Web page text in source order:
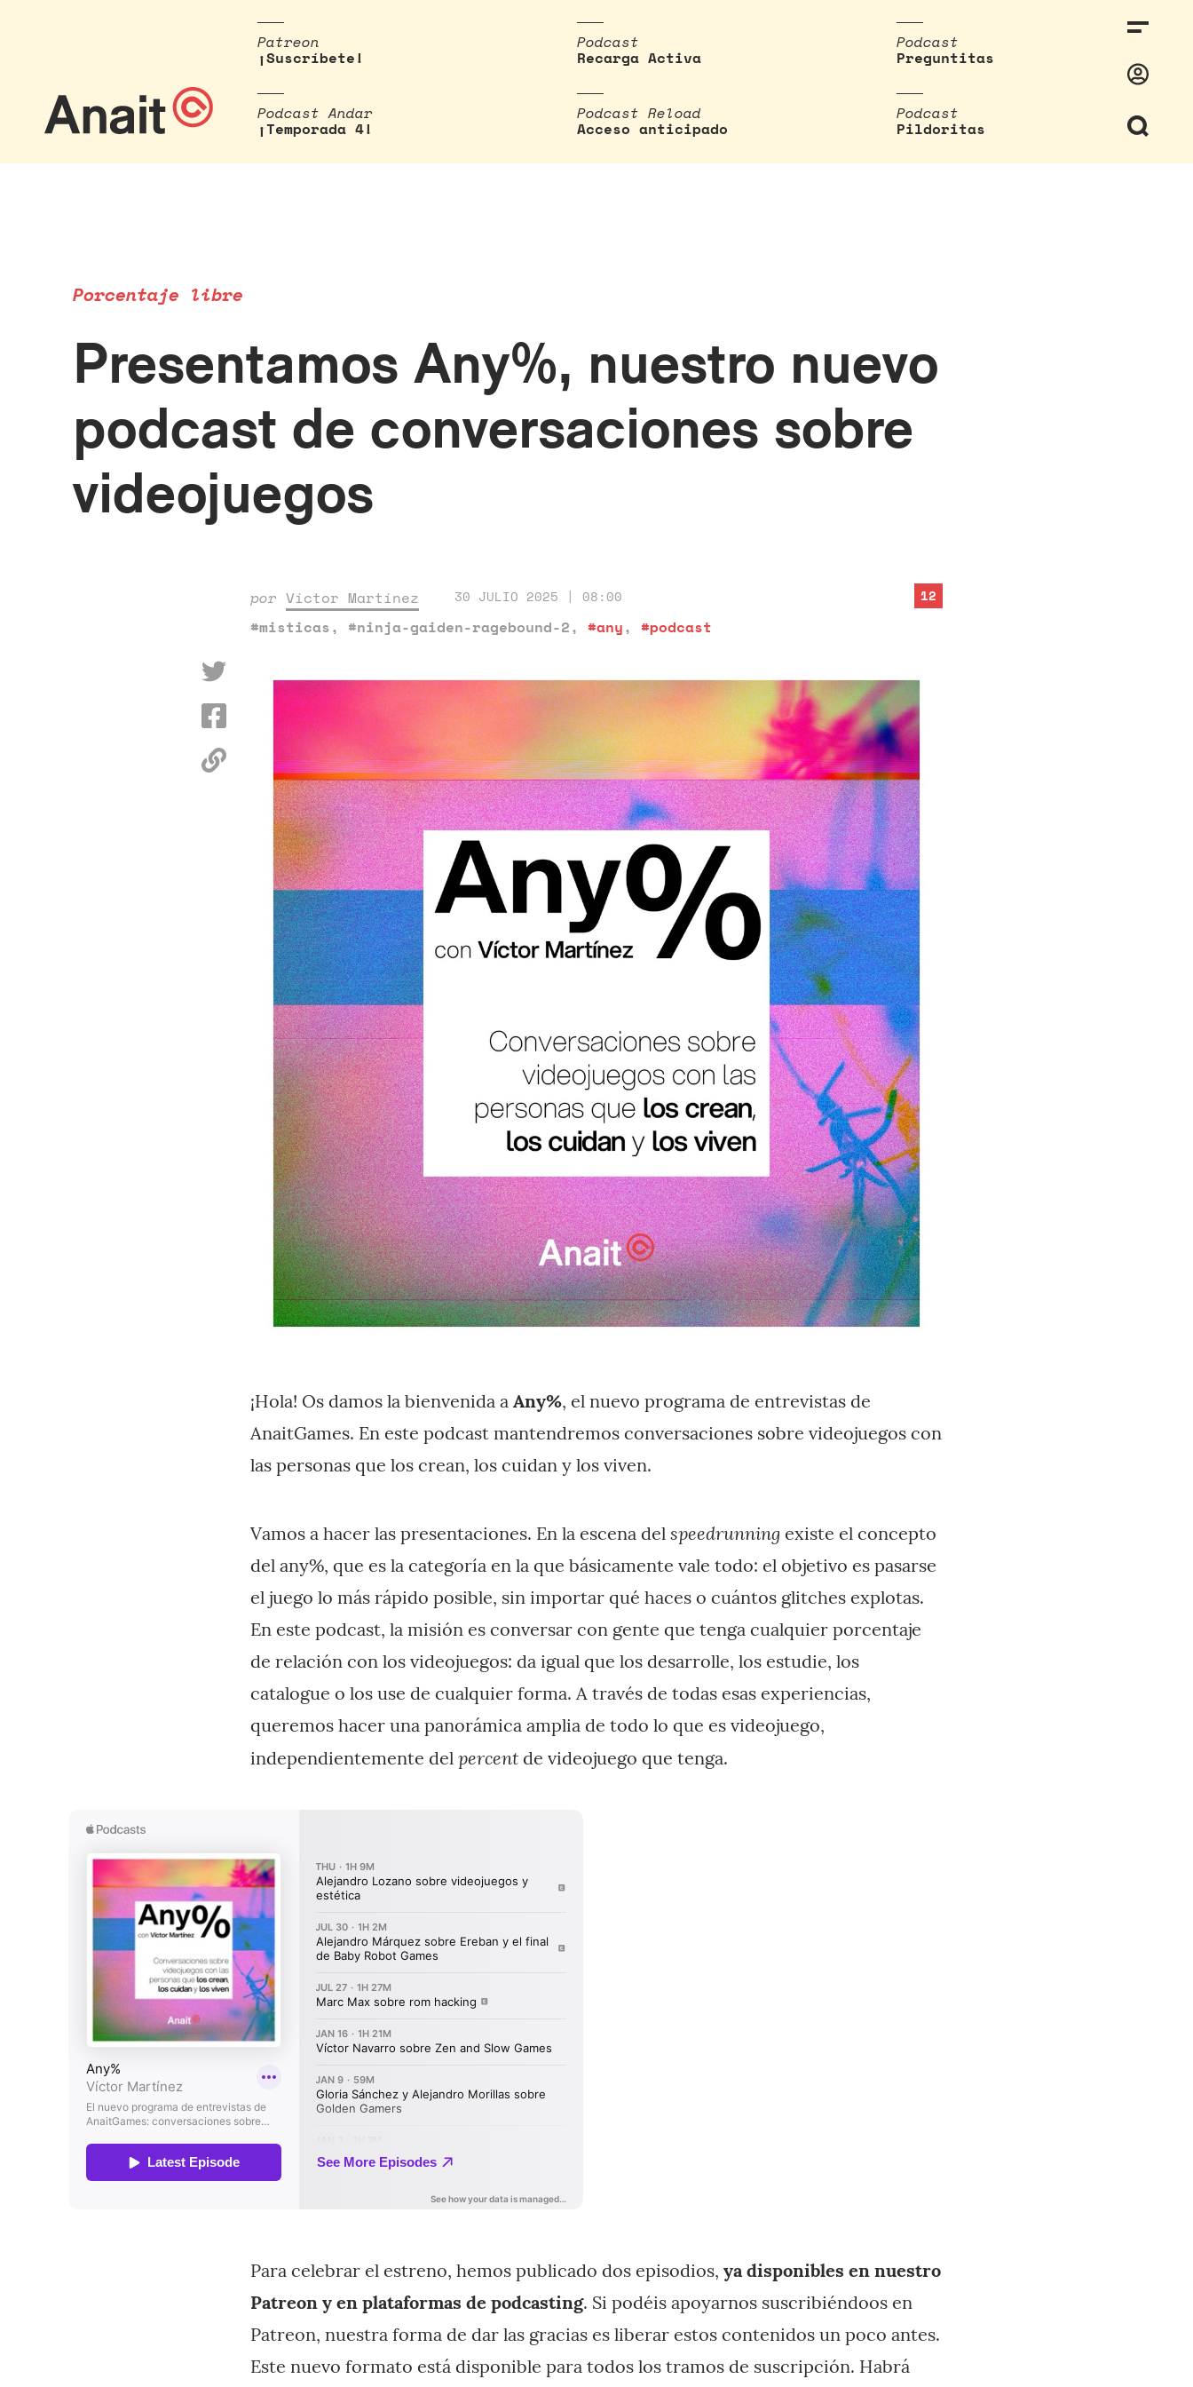
Patreon
¡Suscríbete!
Podcast
Recarga Activa
Podcast
Preguntitas
Podcast Andar
¡Temporada 4!
Podcast Reload
Acceso anticipado
Podcast
Pildoritas
Porcentaje libre
Presentamos Any%, nuestro nuevo
podcast de conversaciones sobre
videojuegos
por Víctor Martínez 30 JULIO 2025 | 08:00
#misticas, #ninja-gaiden-ragebound-2, #any, #podcast
12
¡Hola! Os damos la bienvenida a Any%, el nuevo programa de entrevistas de
AnaitGames. En este podcast mantendremos conversaciones sobre videojuegos con
las personas que los crean, los cuidan y los viven.
Vamos a hacer las presentaciones. En la escena del speedrunning existe el concepto
del any%, que es la categoría en la que básicamente vale todo: el objetivo es pasarse
el juego lo más rápido posible, sin importar qué haces o cuántos glitches explotas.
En este podcast, la misión es conversar con gente que tenga cualquier porcentaje
de relación con los videojuegos: da igual que los desarrolle, los estudie, los
catalogue o los use de cualquier forma. A través de todas esas experiencias,
queremos hacer una panorámica amplia de todo lo que es videojuego,
independientemente del percent de videojuego que tenga.
Para celebrar el estreno, hemos publicado dos episodios, ya disponibles en nuestro
Patreon y en plataformas de podcasting. Si podéis apoyarnos suscribiéndoos en
Patreon, nuestra forma de dar las gracias es liberar estos contenidos un poco antes.
Este nuevo formato está disponible para todos los tramos de suscripción. Habrá